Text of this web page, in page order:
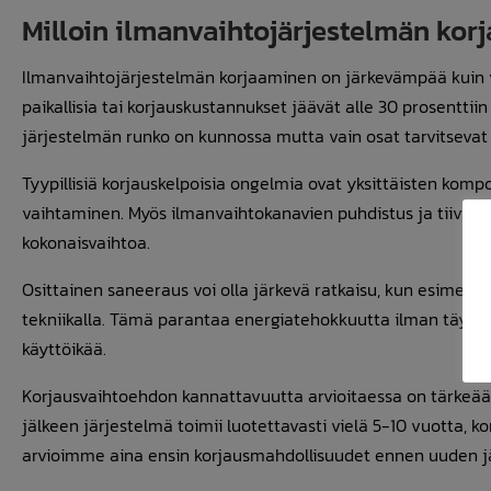
Milloin ilmanvaihtojärjestelmän
Ilmanvaihtojärjestelmän korjaaminen on järkevämpää
paikallisia tai korjauskustannukset jäävät alle 30
järjestelmän runko on kunnossa mutta vain osat
Tyypillisiä korjauskelpoisia ongelmia ovat yksittäisten
vaihtaminen. Myös ilmanvaihtokanavien puhdistus ja
kokonaisvaihtoa.
Osittainen saneeraus voi olla järkevä ratkaisu, kun
tekniikalla. Tämä parantaa energiatehokkuutta ilman
käyttöikää.
Korjausvaihtoehdon kannattavuutta arvioitaessa on
jälkeen järjestelmä toimii luotettavasti vielä 5-10 vuotta,
arvioimme aina ensin korjausmahdollisuudet ennen uuden